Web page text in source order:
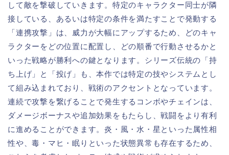
して敵を撃破していきます。特定のキャラクター同士が隣
接している、あるいは特定の条件を満たすことで発動する
「連携攻撃」は、威力が大幅にアップするため、どのキャ
ラクターをどの位置に配置し、どの順番で行動させるかと
いった戦略が勝利への鍵となります。シリーズ伝統の「持
ち上げ」と「投げ」も、本作では特定の技やシステムとし
て組み込まれており、戦術のアクセントとなっています。
連続で攻撃を繋げることで発生するコンボやチェインは、
ダメージボーナスや追加効果をもたらし、戦闘をより有利
に進めることができます。炎・風・水・星といった属性相
性や、毒・マヒ・眠りといった状態異常も存在するため、